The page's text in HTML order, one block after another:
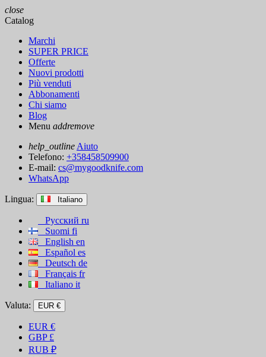
close
Catalog
Marchi
SUPER PRICE
Offerte
Nuovi prodotti
Più venduti
Abbonamenti
Chi siamo
Blog
Menu addremove
help_outline Aiuto
Telefono: +358458509900
E-mail: cs@mygoodknife.com
WhatsApp
Lingua: Italiano
Русский ru
Suomi fi
English en
Español es
Deutsch de
Français fr
Italiano it
Valuta: EUR €
EUR €
GBP £
RUB ₽